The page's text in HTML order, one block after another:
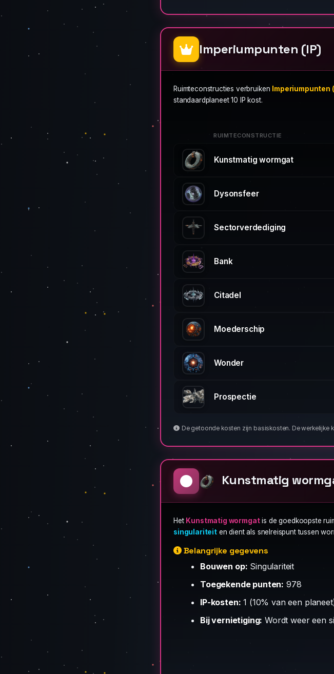
Imperiumpunten (IP)
Ruimteconstructies verbruiken Imperiumpunten
standaardplaneet 10 IP kost.
RUIMTECONSTRUCTIE
Kunstmatig wormgat
Dysonsfeer
Sectorverdediging
Bank
Citadel
Moederschip
Wonder
Prospectie
De getoonde kosten zijn basiskosten. De werkelijke
Kunstmatig
Het Kunstmatig wormgatis de goedkoopste
singulariteiten dient als snelreispunt tussen
Belangrijke gegevens
Bouwen op: Singulariteit
Toegekende punten: 978
IP-kosten: 1 (10% van een
Bij vernietiging: Wordt weer een